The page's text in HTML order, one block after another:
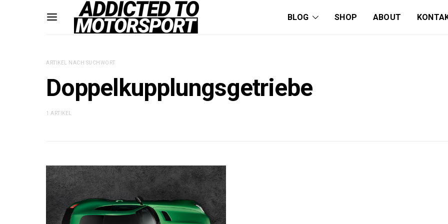
BLOG SHOP ABOUT
ARTIKEL NACH SUCHWORT
Doppelkupplungsgetriebe
1 ARTIKEL